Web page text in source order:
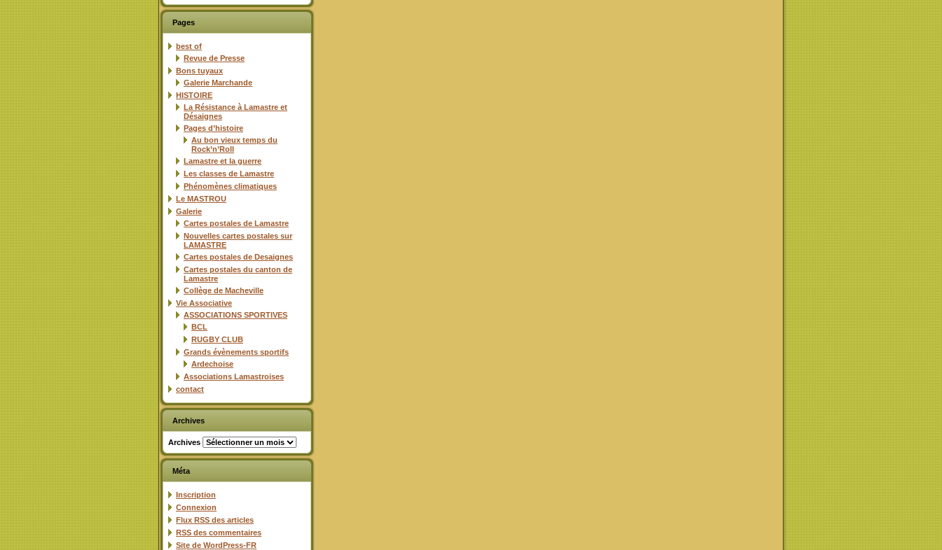
Pages
best of
Revue de Presse
Bons tuyaux
Galerie Marchande
HISTOIRE
La Résistance à Lamastre et
Désaignes
Pages d’histoire
Au bon vieux temps du
Rock’n’Roll
Lamastre et la guerre
Les classes de Lamastre
Phénomènes climatiques
Le MASTROU
Galerie
Cartes postales de Lamastre
Nouvelles cartes postales sur
LAMASTRE
Cartes postales de Desaignes
Cartes postales du canton de
Lamastre
Collège de Macheville
Vie Associative
ASSOCIATIONS SPORTIVES
BCL
RUGBY CLUB
Grands évènements sportifs
Ardechoise
Associations Lamastroises
contact
Archives
Archives
Méta
Inscription
Connexion
Flux RSS des articles
RSS des commentaires
Site de WordPress-FR